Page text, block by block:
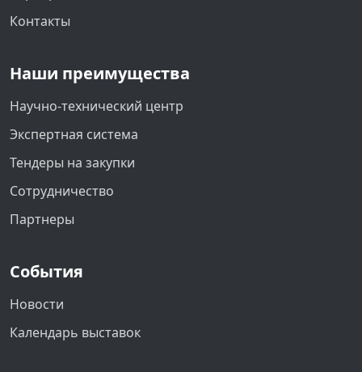
Контакты
Наши преимущества
Научно-технический центр
Экспертная система
Тендеры на закупки
Сотрудничество
Партнеры
События
Новости
Календарь выставок